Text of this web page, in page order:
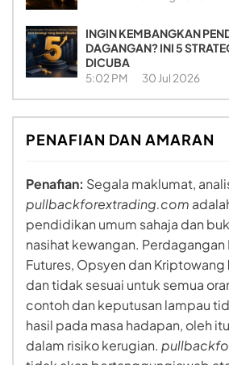
INGIN KEMBANGKAN
DAGANGAN? INI 5
DICUBA
5:02 PM 30 Jul 2026
PENAFIAN DAN AMARAN
Penafian: Segala maklumat,
pullbackforextrading.com
pendidikan umum sahaja dan
nasihat kewangan. Perdagangan
Futures, Opsyen dan Kriptowang
dan tidak sesuai untuk semua
contoh dan keputusan lampau
hasil pada masa hadapan, oleh
dalam risiko kerugian.